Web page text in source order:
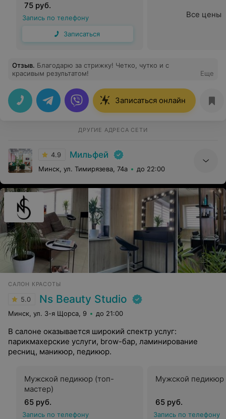
75 руб.
Запись по телефону
Записаться
Все цены
Отзыв. Благодарю за стрижку! Четко, чутко и с
красивым результатом!
Еще
Записаться онлайн
ДРУГИЕ АДРЕСА СЕТИ
4.9 Мильфей
Минск, ул. Тимирязева, 74а до 22:00
САЛОН КРАСОТЫ
5.0 Ns Beauty Studio
Минск, ул. 3-я Щорса, 9 до 21:00
В салоне оказывается широкий спектр услуг:
парикмахерские услуги, brow-бар, ламинирование
ресниц, маникюр, педикюр.
Мужской педикюр (топ-
мастер)
65 руб.
Запись по телефону
Мужской педикюр
65 руб.
Запись по телефону